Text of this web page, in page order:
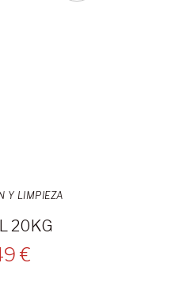
Y LIMPIEZA
20KG
€